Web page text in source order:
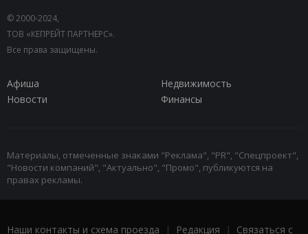
© 2000-2024,
ТОВ «КЕПРЕЙТ ПАРТНЕРС».
Все права защищены.
Афиша
Недвижимость
Новости
Финансы
Материалы, отмеченные знаками "Реклама", "PR", "Спецпроект",
"Новости компаний", "Актуально", "Промо", публикуются на
правах рекламы.
Наши контакты и схема проезда | Редакция | Связаться с